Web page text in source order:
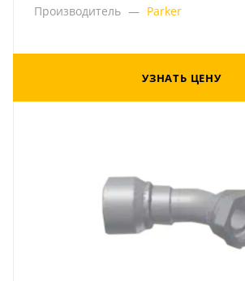
Производитель — Parker
УЗНАТЬ ЦЕНУ